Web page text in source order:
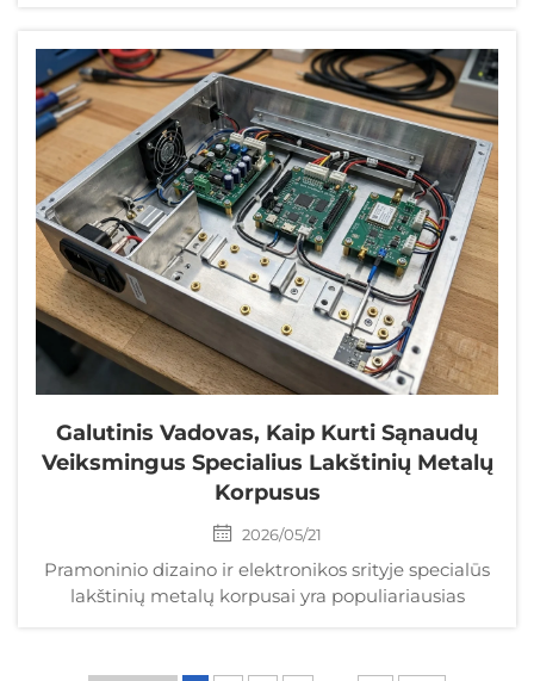
įrenginių moduliams. Visam pasauliui skirtiems
elektronikos projektuotojams, inžinieriams ir
tarpšalinėms ...
Galutinis Vadovas, Kaip Kurti Sąnaudų
Veiksmingus Specialius Lakštinių Metalų
Korpusus
2026/05/21
Pramoninio dizaino ir elektronikos srityje specialūs
lakštinių metalų korpusai yra populiariausias
elektromagnetinės interferencijos (EMI) ekranavimą